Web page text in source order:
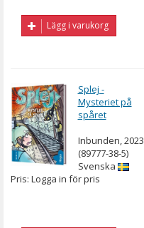
Lägg i varukorg
Splej -
Mysteriet på
spåret
Inbunden, 2023
(89777-38-5)
Svenska
Pris: Logga in för pris